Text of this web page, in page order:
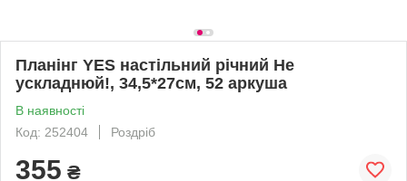
Планінг YES настільний річний Не
ускладнюй!, 34,5*27см, 52 аркуша
В наявності
Код: 252404
Роздріб
355 ₴